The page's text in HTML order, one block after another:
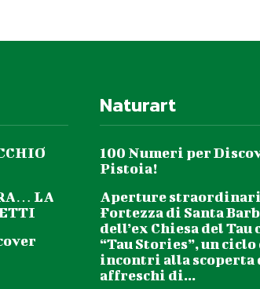
LA
Naturart
100 Numeri per
Pistoia!
Aperture
Fortezza di Santa
dell’ex Chiesa del Tau
“Tau Stories”, un
incontri alla scoperta
affreschi di...